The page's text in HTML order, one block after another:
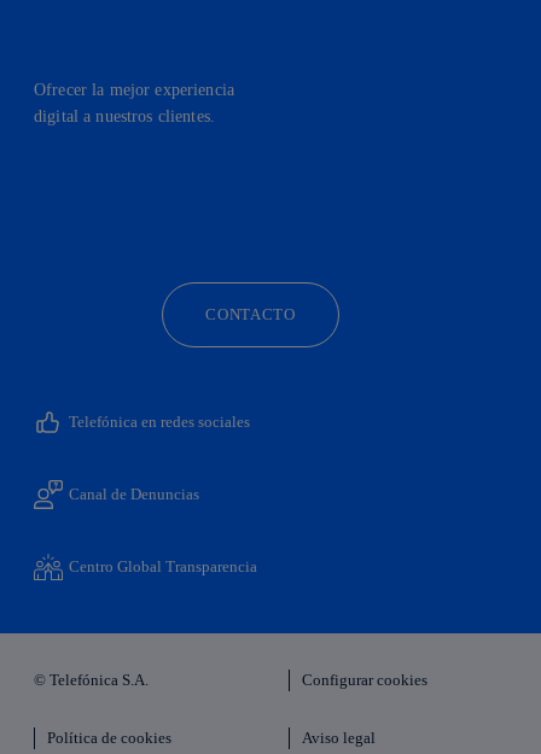
Ofrecer la mejor experiencia
digital a nuestros clientes.
CONTACTO
Telefónica en redes sociales
Canal de Denuncias
Centro Global Transparencia
© Telefónica S.A. Configurar cookies
Política de cookies Aviso legal